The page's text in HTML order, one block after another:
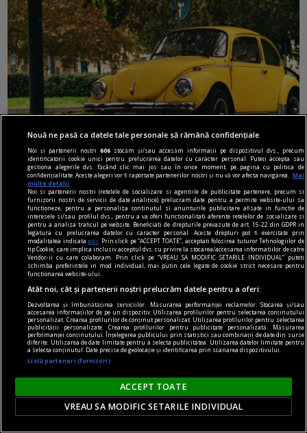
fraudare kilometraj
De ce fraudarea kilometrajului rămâne o
problemă majoră pe piața mașinilor second-
hand?
O mașină este un mare ajutor în repetate
rânduri. În mediul urban este o necesitate. De
asemenea, și în cazul celor care stau în mediul
rural și fac naveta este un mijloc de transport
obligatoriu. Însă, oscilațiile economiei afectează
puterea de cumpărare.
Nouă ne pasă ca datele tale personale să rămână confidențiale
Noi și partenerii noștri606 stocăm și/sau accesăm informații pe dispozitivul dvs., precum
identificatorii cookie unici pentru prelucrarea datelor cu caracter personal. Puteți accepta sau
gestiona alegerile dvs. făcând clic mai jos sau în orice moment, pe pagina cu politica de
confidențialitate. Aceste alegeri vor fi raportate partenerilor noștri și nu vă vor afecta navigarea.
Mai
multe detalii
Noi si partenerii nostri (retelele de socializare si agentiile de publicitate partenere, precum si
furnizorii nostri de servicii de date analitice) prelucram date pentru a permite website-ului sa
functioneze, pentru a personaliza continutul si anunturile publicitare afisate in functie de
interesele si/sau profilul dvs., pentru a va oferi functionalitati aferente retelelor de socializare si
pentru a analiza traficul pe website. Beneficiati de drepturile prevazute de art. 15-22 din GDPR in
legatura cu prelucrarea datelor cu caracter personal. Aceste drepturi pot fi exercitate prin
modalitatea indicataaici
. Prin click pe “ACCEPT TOATE”, acceptati folosirea tuturor Tehnologiilor de
tip Cookie, care implica inclusiv acceptul dvs. cu privire la stocarea/accesarea informatiilor de catre
Vendor-ii cu care colaboram. Prin click pe “VREAU SA MODIFIC SETARILE INDIVIDUAL” puteti
schimba preferintele in mod individual, mai putin cele legate de cookie strict necesare pentru
functionarea website-ului.
Atât noi, cât și partenerii noștri prelucrăm datele pentru a oferi:
Dezvoltarea și îmbunătățirea serviciilor. Măsurarea performanței reclamelor. Stocarea și/sau
accesarea informațiilor de pe un dispozitiv. Utilizarea profilurilor pentru selectarea conținutului
personalizat. Crearea profilurilor de conținut personalizat. Utilizarea profilurilor pentru selectarea
publicității personalizate. Crearea profilurilor pentru publicitate personalizată. Măsurarea
performanței conținutului. Înțelegerea publicului prin statistici sau combinații de date din surse
diferite. Utilizarea de date limitate pentru a selecta publicitatea. Utilizarea datelor limitate pentru
a selecta conținutul. Date precise de geolocație și identificarea prin scanarea dispozitivului.
Listă parteneri (furnizori)
ACCEPT TOATE
VREAU SA MODIFIC SETARILE INDIVIDUAL